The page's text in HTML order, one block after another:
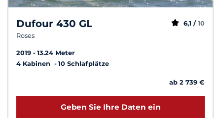
Dufour 430 GL
Roses
6,1 / 10
2019
13.24 Meter
4 Kabinen
10 Schlafplätze
ab 2 739 €
Geben Sie Ihre Daten ein